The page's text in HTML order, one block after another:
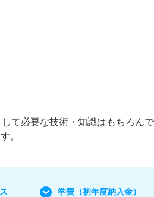
て必要な技術・知識はもちろん
。
学費 （初年度納入金）